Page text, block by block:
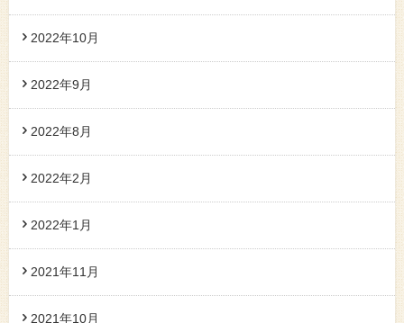
2022年10月
2022年9月
2022年8月
2022年2月
2022年1月
2021年11月
2021年10月